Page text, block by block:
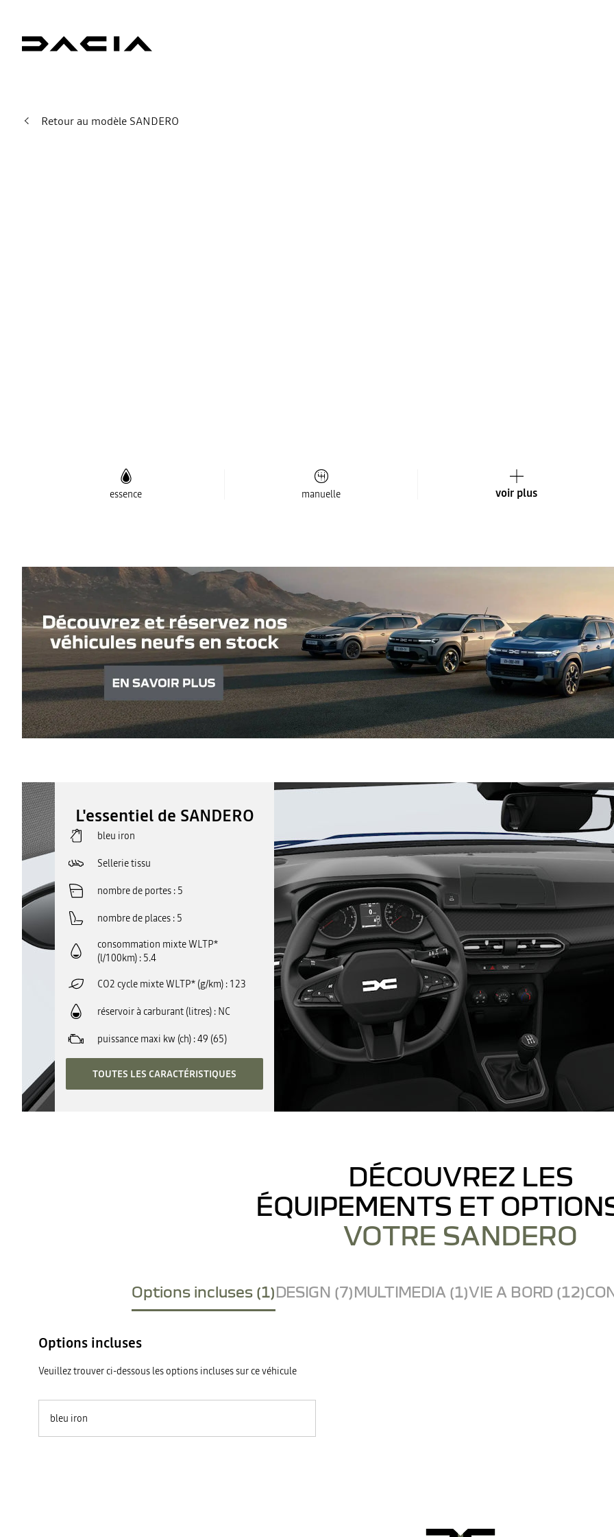
Retour au modèle SANDERO
essence manuelle voir plus
L'essentiel de SANDERO
bleu iron
Sellerie tissu
nombre de portes 5
nombre de places 5
consommation mixte WLTP*
(l/100km) 5.4
CO2 cycle mixte WLTP* (g/km) 123
réservoir à carburant (litres) NC
puissance maxi kw (ch) 49 (65)
TOUTES LES CARACTÉRISTIQUES
DÉCOUVREZ LES
ÉQUIPEMENTS ET
VOTRE SANDERO
Options incluses (1)DESIGN (7)MULTIMEDIA (1)VIE A BORD (12)
Options incluses
Veuillez trouver ci-dessous les options incluses sur ce véhicule
bleu iron